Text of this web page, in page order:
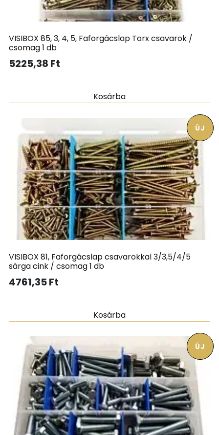
VISIBOX 85, 3, 4, 5, Faforgácslap Torx csavarok /
csomag 1 db
5225,38 Ft
Kosárba
VISIBOX 81, Faforgácslap csavarokkal 3/3,5/4/5
sárga cink / csomag 1 db
4761,35Ft
ÚJ
Kosárba
ÚJ